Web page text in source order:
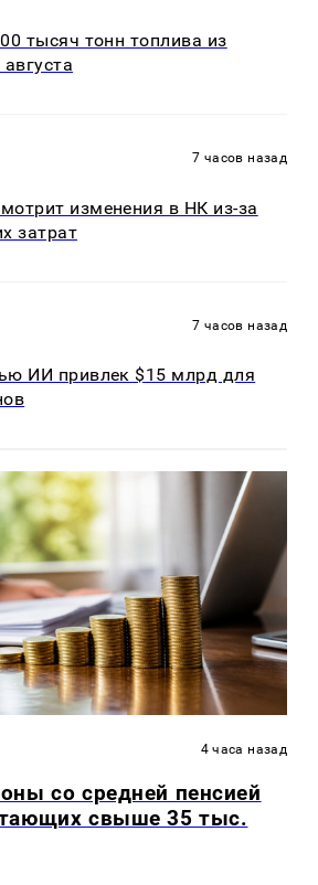
тысяч тонн топлива из
7 часов назад
изменения в НК из-за
затрат
7 часов назад
ИИ привлек $15 млрд для
4 часа назад
со средней пенсией
свыше 35 тыс.